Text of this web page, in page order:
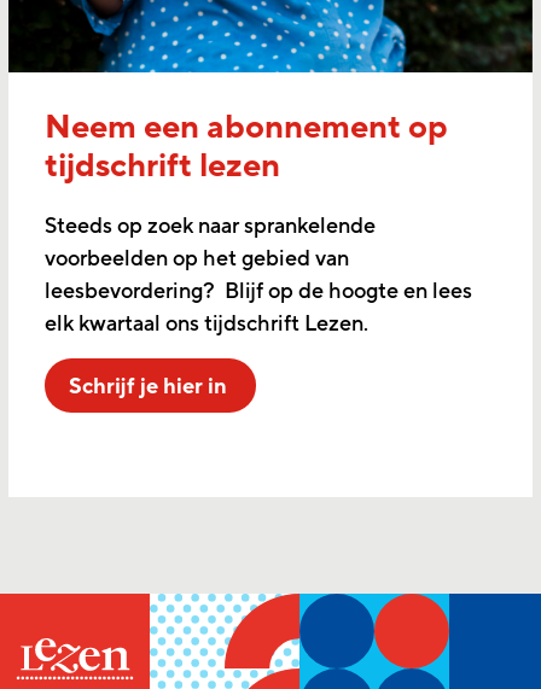
Neem een abonnement op
tijdschrift lezen
Steeds op zoek naar sprankelende
voorbeelden op het gebied van
leesbevordering? Blijf op de hoogte en lees
elk kwartaal ons tijdschrift Lezen.
Schrijf je hier in